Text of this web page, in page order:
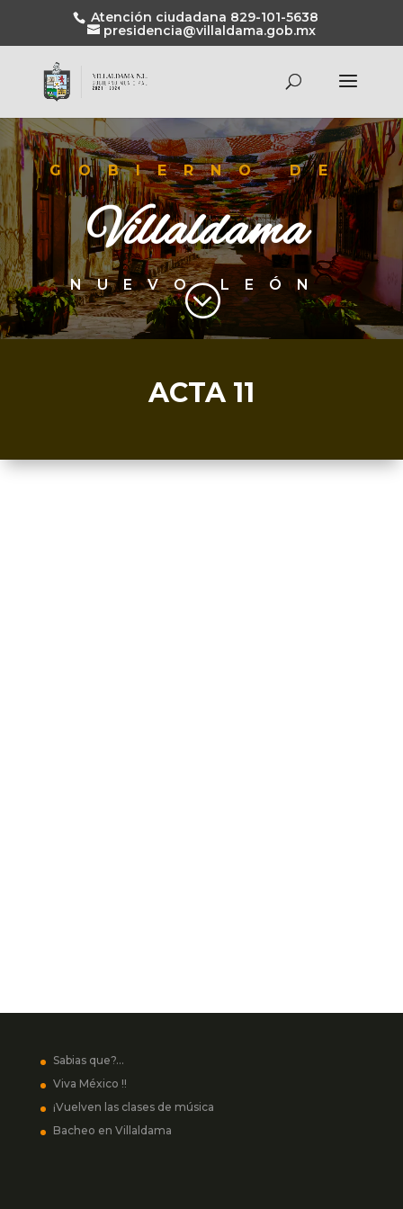
Atención ciudadana 829-101-5638
presidencia@villaldama.gob.mx
GOBIERNO DE
Villaldama
NUEVO LEÓN
;
ACTA 11
Sabias que?…
Viva México !!
¡Vuelven las clases de música
Bacheo en Villaldama